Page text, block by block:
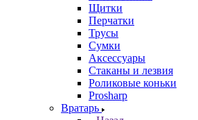
Щитки
Перчатки
Трусы
Сумки
Аксессуары
Стаканы и лезвия
Роликовые коньки
Prosharp
Вратарь